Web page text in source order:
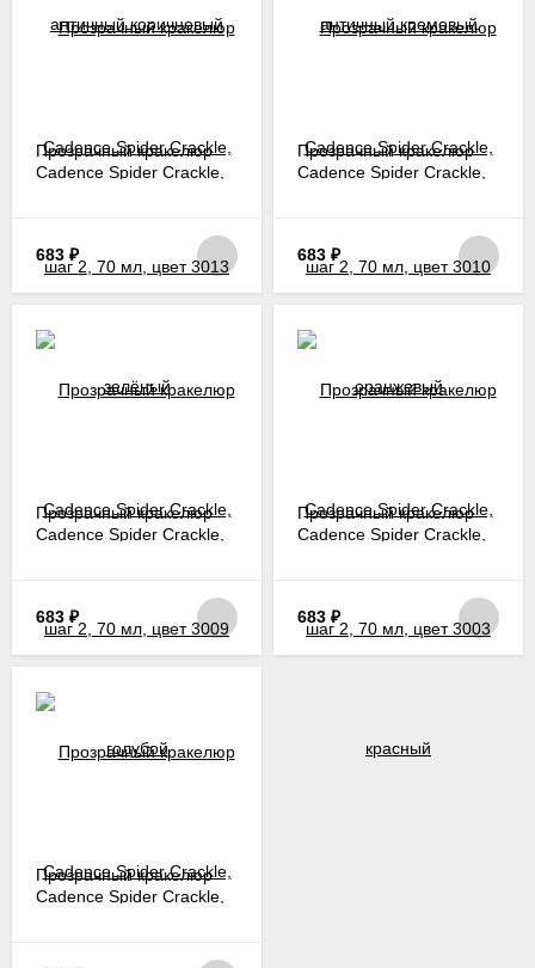
Прозрачный кракелюр
Cadence Spider Crackle,
683 ₽
Прозрачный кракелюр
Cadence Spider Crackle,
683 ₽
Прозрачный кракелюр
Cadence Spider Crackle,
683 ₽
Прозрачный кракелюр
Cadence Spider Crackle,
683 ₽
Прозрачный кракелюр
Cadence Spider Crackle,